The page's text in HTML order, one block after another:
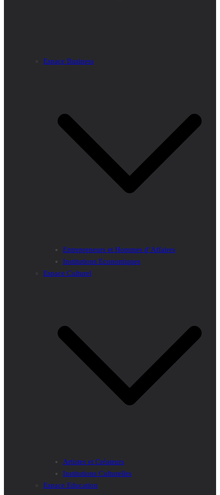
Espace Business
Entrepreneurs et Hommes d’Affaires
Institutions Economiques
Espace Culturel
Artistes et Créateurs
Institutions Culturelles
Espace Education